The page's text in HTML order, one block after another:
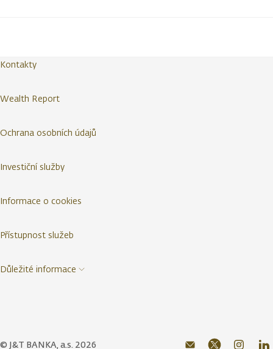
© J&T BANKA, a.s. 2026
Kontakty
Wealth Report
Ochrana osobních údajů
Investiční služby
Informace o cookies
Přístupnost služeb
Důležité informace